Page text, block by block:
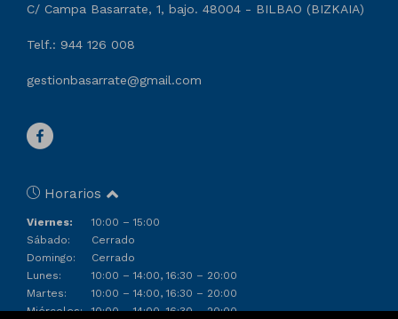
C/ Campa Basarrate, 1, bajo. 48004 - BILBAO (BIZKAIA)
Telf.: 944 126 008
gestionbasarrate@gmail.com
Horarios
Viernes:
10:00 – 15:00
Sábado:
Cerrado
Domingo:
Cerrado
Lunes:
10:00 – 14:00, 16:30 – 20:00
Martes:
10:00 – 14:00, 16:30 – 20:00
Miércoles:
10:00 – 14:00, 16:30 – 20:00